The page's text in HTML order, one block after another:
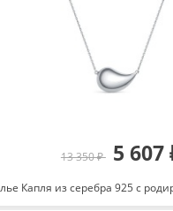
13 350 ₽ 5 607